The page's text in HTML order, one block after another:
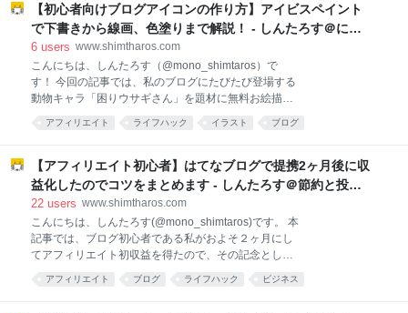
の？ と疑問にお持ちの方は、ぜひ資産運用の参考にし
てみてくださいね！ トライオートETF第２週目のはじ
まり('ω')ノ トライオートETFとは チャート画面で見る
ETFの運用設定＆投資戦略 銘柄は「ナスダック100ト
リプル」 自動売買セレクト｢ヘッジャー｣ 証拠金維持率
は1000％以上をキープ 下落時には買い増しする ロス
カットに学ぶ注意点と教訓 資金管理を徹底せよ ロスカ
【初心者向けブログアイコンの作り方】アイビスペイント
で下書きから線画、色塗りまで解説！ - しんたろす＠にわ
かモノブログ
6 users www.shimtharos.com
こんにちは、しんたろす（@mono_shimtaros）で
す！ 今回の記事では、私のブログにたびたび登場する
動物キャラ「困りウサギさん」を題材に無料お絵描き
アプリ「ibis paint(アイビスペイント)」で作る初心者
向けのブログアイコンの作り方について解説していき
ペイント）でブログアイコンを作りたい ✔簡単なブロ
グアイコンの作り方を画像付で教えて欲しい ✔ブログ
初心者だけど目立つブログアイコンにしたい ✔スマホ
方は、本記事を参考にお絵描きを通じた自分らしいブ
ログアイコンづくりに挑戦してみましょう！！ わてが
題材とは恥ずかしいだで('ω') ブログ初心者にも優しい
無料お絵描きアプリ「アイビスペイント」 【使い方解
アフィリエイト ライフハック イラスト ブログ
【アフィリエイト初心者】はてなブログで提携2ヶ月後に収
益化したのでコツをまとめます - しんたろす＠節約と投資
とお金ブログ
22 users www.shimtharos.com
こんにちは、しんたろす(@mono_shimtaros)です。 本
記事では、ブログ初心者である私がおよそ２ヶ月にし
てアフィリエイト初収益を得たので、その記念として
戦略・コツをまとめたいと思います。 本記事の狙い ✔
アフィリエイトに興味がある ✔アフィリエイト始めた
アフィリエイト ブログ ライフハック ビジネス